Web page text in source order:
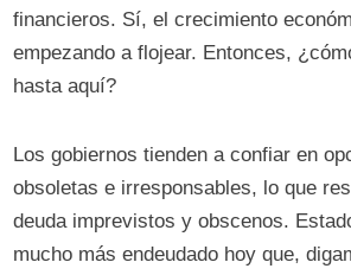
financieros. Sí, el crecimiento
empezando a flojear. Entonces,
hasta aquí?
Los gobiernos tienden a confiar en
obsoletas e irresponsables, lo que
deuda imprevistos y obscenos.
mucho más endeudado hoy que,